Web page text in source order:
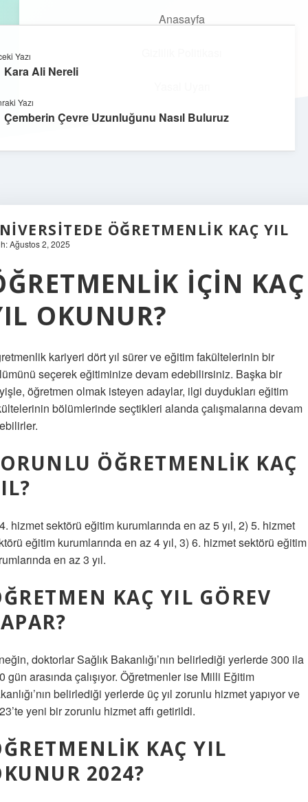
Anasayfa
ÖĞRETMENLIK KAÇ YIL
Ağustos 2, 2025
IÇIN KAÇ
OKUNUR?
kariyeri dört yıl sürer ve eğitim fakültelerinin bir
seçerek eğitiminize devam edebilirsiniz. Başka bir
öğretmen olmak isteyen adaylar, ilgi duydukları eğitim
bölümlerinde seçtikleri alanda çalışmalarına devam
ÖĞRETMENLIK KAÇ
hizmet sektörü eğitim kurumlarında en az 5 yıl, 2) 5. hizmet
eğitim kurumlarında en az 4 yıl, 3) 6. hizmet sektörü eğitim
en az 3 yıl.
KAÇ YIL GÖREV
doktorlar Sağlık Bakanlığı’nın belirlediği yerlerde 300 ila
gün arasında çalışıyor. Öğretmenler ise Milli Eğitim
belirlediği yerlerde üç yıl zorunlu hizmet yapıyor ve
yeni bir zorunlu hizmet affı getirildi.
KAÇ YIL
2024?
Yazı
Kara Ali Nereli
Yazı
Çemberin Çevre Uzunluğunu Nasıl Buluruz